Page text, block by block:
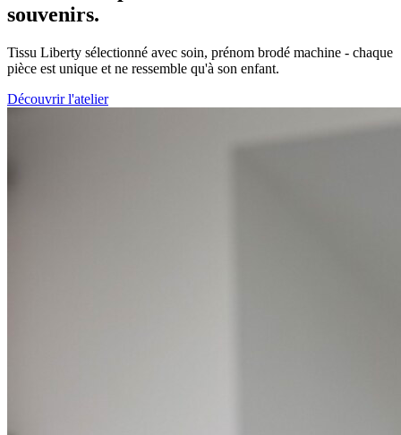
souvenirs.
Tissu Liberty sélectionné avec soin, prénom brodé machine - chaque
pièce est unique et ne ressemble qu'à son enfant.
Découvrir l'atelier